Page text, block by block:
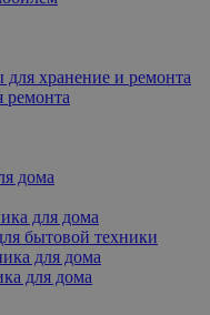
хранение и ремонта
ремонта
дома
для дома
бытовой техники
для дома
для дома